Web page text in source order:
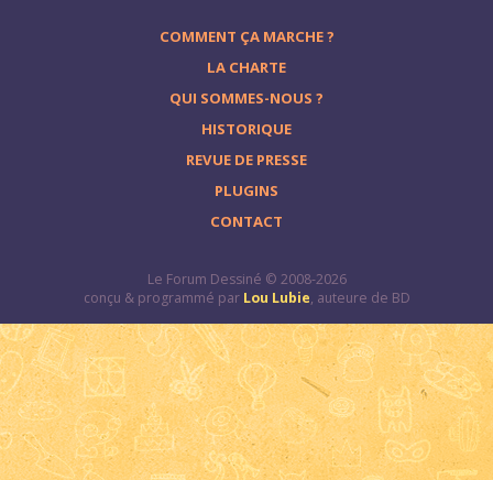
COMMENT ÇA MARCHE ?
LA CHARTE
QUI SOMMES-NOUS ?
HISTORIQUE
REVUE DE PRESSE
PLUGINS
CONTACT
Le Forum Dessiné © 2008-2026
conçu & programmé par Lou Lubie, auteure de BD